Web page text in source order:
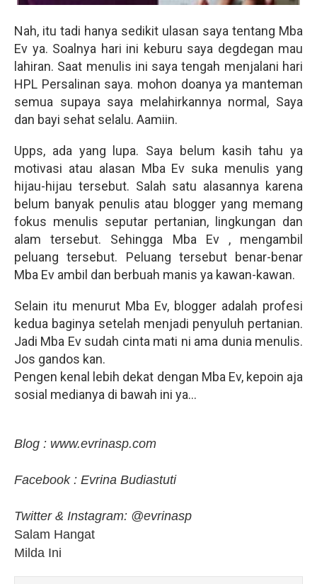
Nah, itu tadi hanya sedikit ulasan saya tentang Mba
Ev ya. Soalnya hari ini keburu saya degdegan mau
lahiran. Saat menulis ini saya tengah menjalani hari
HPL Persalinan saya. mohon doanya ya manteman
semua supaya saya melahirkannya normal, Saya
dan bayi sehat selalu. Aamiin.
Upps, ada yang lupa. Saya belum kasih tahu ya
motivasi atau alasan Mba Ev suka menulis yang
hijau-hijau tersebut. Salah satu alasannya karena
belum banyak penulis atau blogger yang memang
fokus menulis seputar pertanian, lingkungan dan
alam tersebut. Sehingga Mba Ev , mengambil
peluang tersebut. Peluang tersebut benar-benar
Mba Ev ambil dan berbuah manis ya kawan-kawan.
Selain itu menurut Mba Ev, blogger adalah profesi
kedua baginya setelah menjadi penyuluh pertanian.
Jadi Mba Ev sudah cinta mati ni ama dunia menulis.
Jos gandos kan.
Pengen kenal lebih dekat dengan Mba Ev, kepoin aja
sosial medianya di bawah ini ya...
Blog : www.evrinasp.com
Facebook : Evrina Budiastuti
Twitter & Instagram: @evrinasp
Salam Hangat
Milda Ini